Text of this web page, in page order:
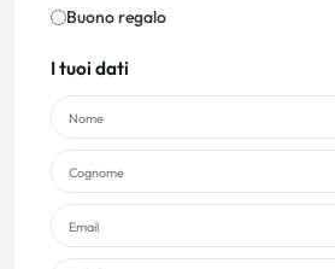
Buono regalo
I tuoi dati